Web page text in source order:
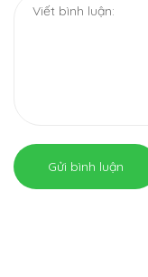
Gửi bình luận